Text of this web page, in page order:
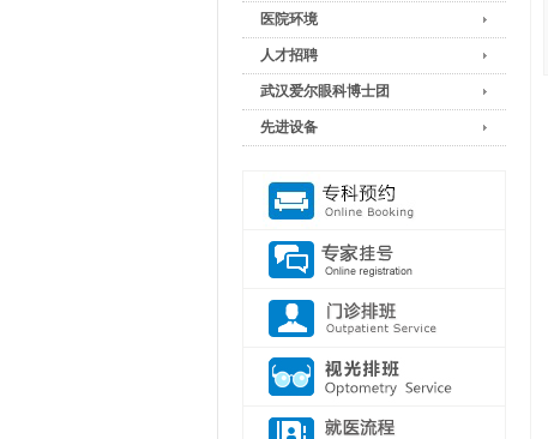
医院环境
人才招聘
武汉爱尔眼科博士团
先进设备